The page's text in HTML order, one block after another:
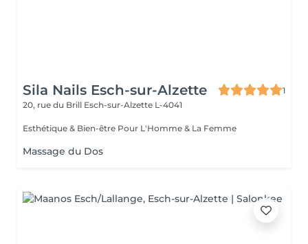
Sila Nails Esch-sur-Alzette
1
20, rue du Brill Esch-sur-Alzette L-4041
Esthétique & Bien-être Pour L'Homme & La Femme
Massage du Dos